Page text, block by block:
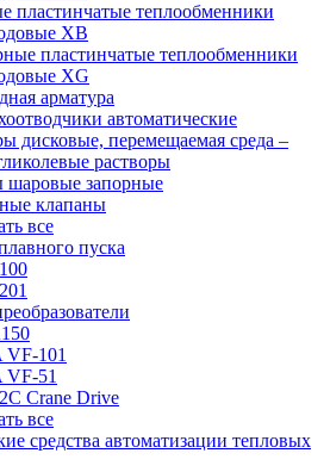
пластинчатые теплообменники
ХВ
пластинчатые теплообменники
ХG
арматура
автоматические
дисковые, перемещаемая среда –
растворы
шаровые запорные
клапаны
все
пуска
101
51
Crane Drive
все
средства автоматизации тепловых